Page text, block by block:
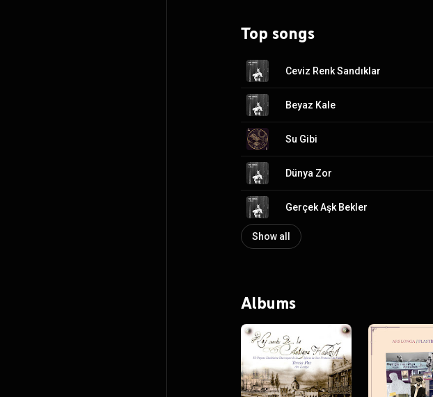
Top songs
Ceviz Renk Sandıklar
Beyaz Kale
Su Gibi
Dünya Zor
Gerçek Aşk Bekler
Show all
Albums